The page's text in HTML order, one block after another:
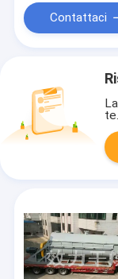
Contattaci
te.